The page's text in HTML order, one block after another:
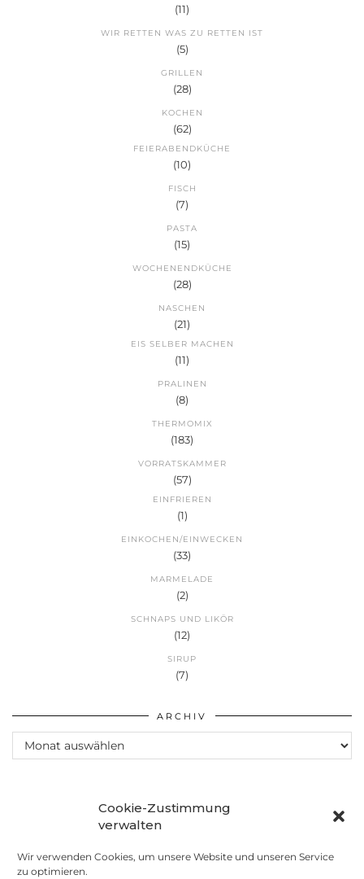
Cookie-Zustimmung
verwalten
Wir verwenden Cookies, um unsere Website und unseren Service
zu optimieren.
(11)
WIR RETTEN WAS ZU RETTEN IST
(5)
GRILLEN
(28)
KOCHEN
(62)
FEIERABENDKÜCHE
(10)
FISCH
(7)
PASTA
(15)
WOCHENENDKÜCHE
(28)
NASCHEN
(21)
EIS SELBER MACHEN
(11)
PRALINEN
(8)
THERMOMIX
(183)
VORRATSKAMMER
(57)
EINFRIEREN
(1)
EINKOCHEN/EINWECKEN
(33)
MARMELADE
(2)
SCHNAPS UND LIKÖR
(12)
SIRUP
(7)
ARCHIV
Archiv